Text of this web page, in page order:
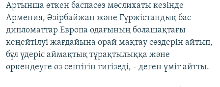
Артынша өткен баспасөз мәслихаты кезінде
Армения, Әзірбайжан және Гүржістандық бас
дипломаттар Европа одағының болашақтағы
кеңейтілуі жағдайына орай мақтау сөздерін айтып,
бұл үдеріс аймақтық тұрақтылыққа және
өркендеуге өз септігін тигізеді, - деген үміт айтты.